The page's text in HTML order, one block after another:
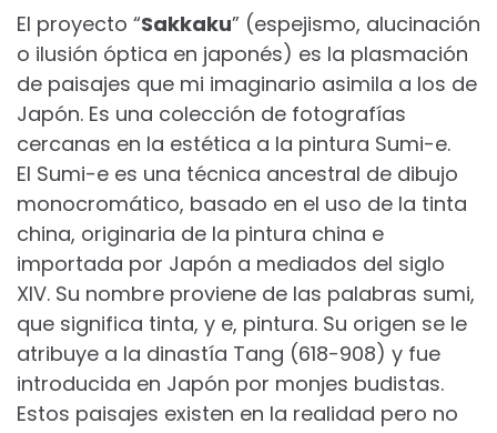
El proyecto “Sakkaku” (espejismo, alucinación
o ilusión óptica en japonés) es la plasmación
de paisajes que mi imaginario asimila a los de
Japón. Es una colección de fotografías
cercanas en la estética a la pintura Sumi-e.
El Sumi-e es una técnica ancestral de dibujo
monocromático, basado en el uso de la tinta
china, originaria de la pintura china e
importada por Japón a mediados del siglo
XIV. Su nombre proviene de las palabras sumi,
que significa tinta, y e, pintura. Su origen se le
atribuye a la dinastía Tang (618-908) y fue
introducida en Japón por monjes budistas.
Estos paisajes existen en la realidad pero no